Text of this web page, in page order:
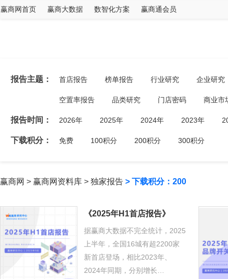
赢商网首页 赢商大数据 数智化方案 赢商通会员
报告主题： 首店报告 榜单报告 行业研究 企业研究
空置率报告 品类研究 门店密码 商业市
报告时间： 2026年 2025年 2024年 2023年
下载积分： 免费 100积分 200积分 300积分
赢商网 > 赢商网资料库 > 独家报告 > 下载积分：200
《2025年H1首店报告》
据赢商大数据不完全统计，2025
上半年，全国16城有超2200家
新首店登场，相比2023年、
2024年同期，分别增长